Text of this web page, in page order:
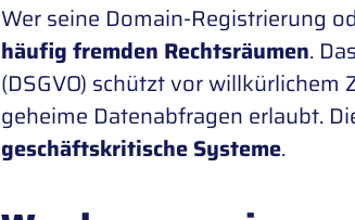
Wer seine Domain-Registrierung
häufig fremden Rechtsräumen.
(DSGVO) schützt vor
geheime Datenabfragen erlaubt.
geschäftskritische Systeme.